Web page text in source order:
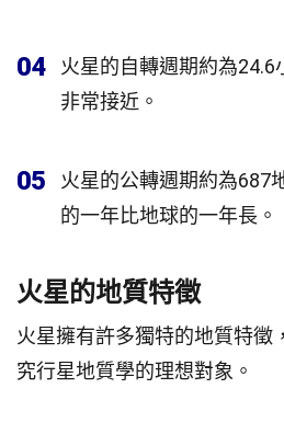
04
火星的自轉週期約為
非常接近。
05
火星的公轉週期約為687
的一年比地球的一年長。
火星的地質特徵
火星擁有許多獨特的地質特徵
究行星地質學的理想對象。